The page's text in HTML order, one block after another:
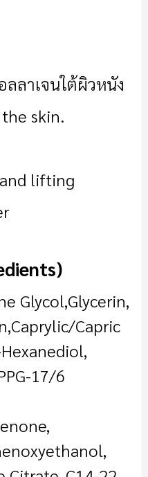
ลลาเจนใต้ผิวหนัง
skin.
lifting
Glycol,Glycerin,
Capric
17/6